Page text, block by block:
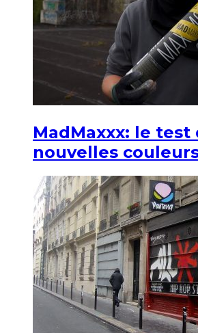
MadMaxxx: le test
nouvelles